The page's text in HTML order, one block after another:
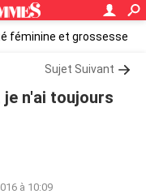
féminine et grossesse
Sujet Suivant
je n'ai toujours
à 10:09